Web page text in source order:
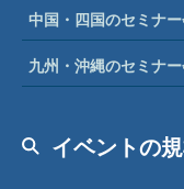
中国・四国のセミナ
九州・沖縄のセミナ
イベントの